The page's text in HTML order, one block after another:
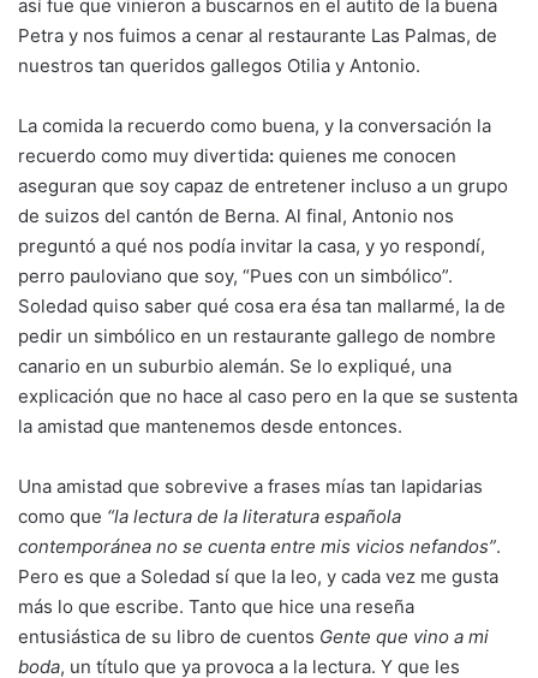
así fue que vinieron a buscarnos en el autito de la buena
Petra y nos fuimos a cenar al restaurante Las Palmas, de
nuestros tan queridos gallegos Otilia y Antonio.
La comida la recuerdo como buena, y la conversación la
recuerdo como muy divertida: quienes me conocen
aseguran que soy capaz de entretener incluso a un grupo
de suizos del cantón de Berna. Al final, Antonio nos
preguntó a qué nos podía invitar la casa, y yo respondí,
perro pauloviano que soy, “Pues con un simbólico”.
Soledad quiso saber qué cosa era ésa tan mallarmé, la de
pedir un simbólico en un restaurante gallego de nombre
canario en un suburbio alemán. Se lo expliqué, una
explicación que no hace al caso pero en la que se sustenta
la amistad que mantenemos desde entonces.
Una amistad que sobrevive a frases mías tan lapidarias
como que “la lectura de la literatura española
contemporánea no se cuenta entre mis vicios nefandos”.
Pero es que a Soledad sí que la leo, y cada vez me gusta
más lo que escribe. Tanto que hice una reseña
entusiástica de su libro de cuentos Gente que vino a mi
boda, un título que ya provoca a la lectura. Y que les